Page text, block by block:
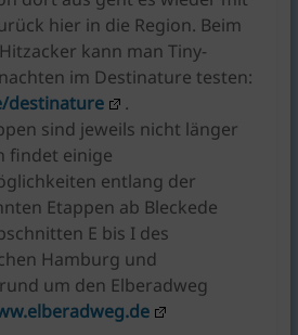
hier in die Region. Beim
kann man Tiny-
im Destinature testen:
destinature
.
sind jeweils nicht länger
findet einige
entlang der
Etappen ab Bleckede
E bis I des
Hamburg und
um den Elberadweg